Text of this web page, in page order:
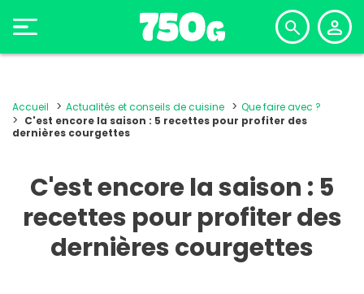
Accueil Actualités et conseils de cuisine
Que faire avec ?
C'est encore la saison : 5 recettes pour profiter des
dernières courgettes
C'est encore la saison : 5
recettes pour profiter des
dernières courgettes